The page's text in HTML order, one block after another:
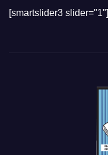
[smartslider3 slider="1"]